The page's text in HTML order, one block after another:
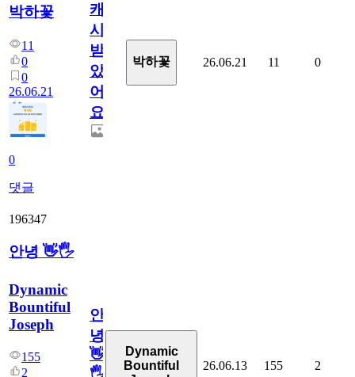
박하꽃
11
0
0
26.06.21
0
댓글
캐
시
받
았
어
요.
박하꽃 26.06.21 11 0
196347
안녕 👋🖐
Dynamic
Bountiful
Joseph
155
2
안
녕
👋
Dynamic
Bountiful
26.06.13 155 2